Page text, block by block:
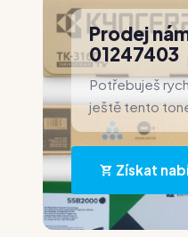
Prodej
01247403
Potřebuješ
ještě tento
Získat